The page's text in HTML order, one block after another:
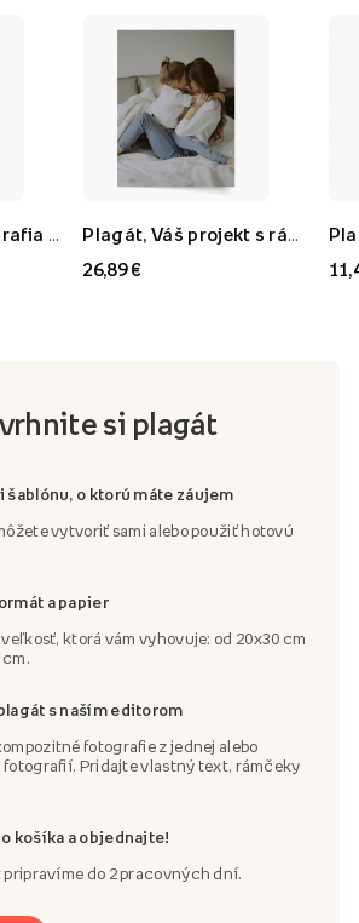
26,89 €
si plagát
šablónu, o ktorú máte záujem
vytvoriť sami alebo použiť hotovú
a papier
ktorá vám vyhovuje: od 20x30 cm
s naším editorom
fotografie z jednej alebo
Pridajte vlastný text, rámčeky
košíka a objednajte!
pripravíme do 2 pracovných dní.